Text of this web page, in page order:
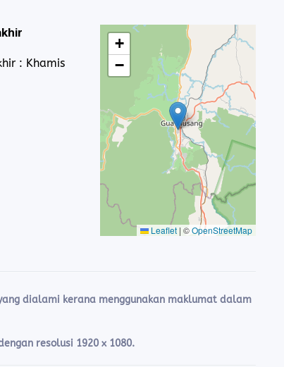
: Khamis
+
−
Leaflet | ©OpenStreetMap
dialami kerana menggunakan maklumat dalam
resolusi 1920 x 1080.